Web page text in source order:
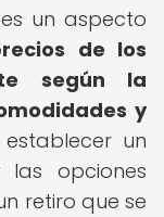
un aspecto
de los
según la
y
establecer un
opciones
retiro que se